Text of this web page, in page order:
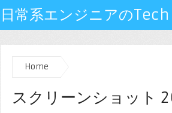
日常系エンジニアの
Home
スクリーンショット